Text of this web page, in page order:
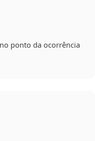
ponto da ocorrência